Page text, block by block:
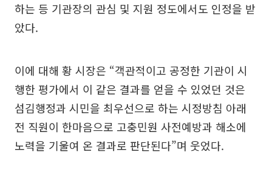
하는 등 기관장의 관심 및 지원 정도에서도 인정을 받
았다.
이에 대해 황 시장은 “객관적이고 공정한 기관이 시
행한 평가에서 이 같은 결과를 얻을 수 있었던 것은
섬김행정과 시민을 최우선으로 하는 시정방침 아래
전 직원이 한마음으로 고충민원 사전예방과 해소에
노력을 기울여 온 결과로 판단된다”며 웃었다.